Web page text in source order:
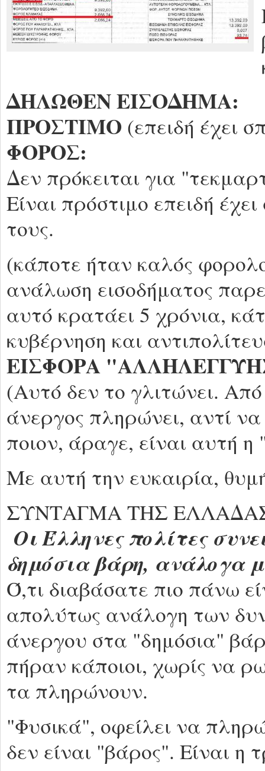
ΔΗΛΩΘΕΝ ΕΙΣΟΔΗΜΑ:
ΠΡΟΣΤΙΜΟ (επειδή έχει
ΦΟΡΟΣ:
Δεν πρόκειται για
Είναι πρόστιμο επειδή
τους.
(κάποτε ήταν καλός
ανάλωση εισοδήματος
αυτό κρατάει 5 χρόνια,
κυβέρνηση και
ΕΙΣΦΟΡΑ
(Αυτό δεν το γλιτώνει.
άνεργος πληρώνει, αντί
ποιον, άραγε, είναι αυτή
Με αυτή την ευκαιρία,
ΣΥΝΤΑΓΜΑ ΤΗΣ
Οι Έλληνες πολίτες
δημόσια βάρη, ανάλογα
Ό,τι διαβάσατε πιο πάνω
απολύτως ανάλογη των
άνεργου στα "δημόσια"
πήραν κάποιοι, χωρίς να
τα πληρώνουν.
"Φυσικά", οφείλει να
δεν είναι "βάρος". Είναι